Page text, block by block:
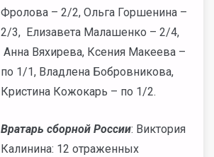
Фролова – 2/2, Ольга Горшенина –
2/3, Елизавета Малашенко – 2/4,
Анна Вяхирева, Ксения Макеева –
по 1/1, Владлена Бобровникова,
Кристина Кожокарь – по 1/2.
Вратарь сборной России: Виктория
Калинина: 12 отраженных